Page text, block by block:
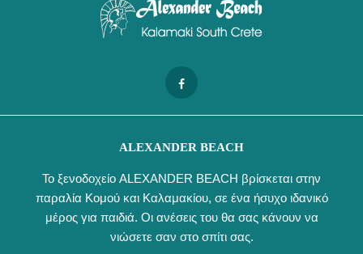
ALEXANDER BEACH
Το ξενοδοχείο ALEXANDER BEACH βρίσκεται στην
παραλία Κομού και Καλαμακίου, σε ένα ήσυχο ιδανικό
μέρος για παιδιά. Οι ανέσεις του θα σας κάνουν να
νιώσετε σαν στο σπίτι σας.